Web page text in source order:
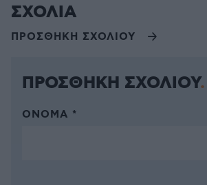
ΣΧΟΛΙΑ
ΠΡΟΣΘΗΚΗ ΣΧΟΛΙΟΥ
ΠΡΟΣΘΗΚΗ ΣΧΟΛΙΟΥ
ΌΝΟΜΑ *